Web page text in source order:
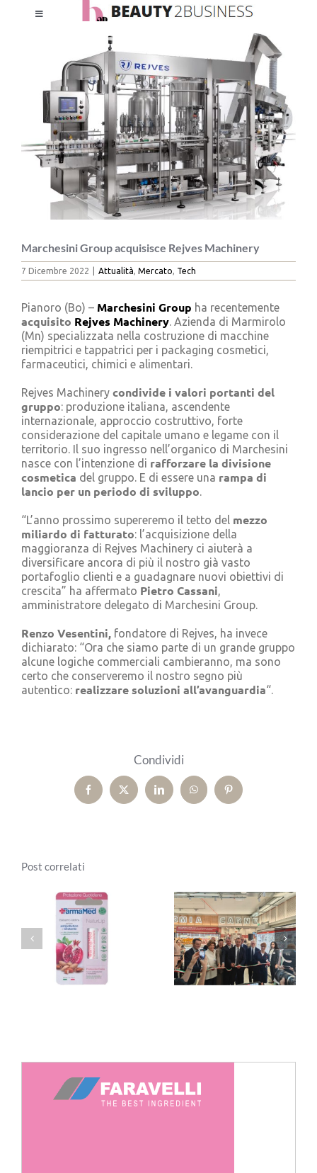
Toggle
CHI SIAMO
LE RIVISTE
NEWSLETTER
CATEGORIE
Cerca
per:
Marchesini Group acquisisce Rejves Machinery
7 Dicembre 2022 Attualità, Mercato, Tech
Pianoro (Bo) – Marchesini Group ha recentemente
acquisito Rejves Machinery. Azienda di Marmirolo
(Mn) specializzata nella costruzione di macchine
riempitrici e tappatrici per i packaging cosmetici,
farmaceutici, chimici e alimentari.
Rejves Machinery condivide i valori portanti del
gruppo: produzione italiana, ascendente
internazionale, approccio costruttivo, forte
considerazione del capitale umano e legame con il
territorio. Il suo ingresso nell’organico di Marchesini
nasce con l’intenzione di rafforzare la divisione
cosmetica del gruppo. E di essere una rampa di
lancio per un periodo di sviluppo.
“L’anno prossimo supereremo il tetto del mezzo
miliardo di fatturato: l’acquisizione della
maggioranza di Rejves Machinery ci aiuterà a
diversificare ancora di più il nostro già vasto
portafoglio clienti e a guadagnare nuovi obiettivi di
crescita” ha affermato Pietro Cassani,
amministratore delegato di Marchesini Group.
Renzo Vesentini, fondatore di Rejves, ha invece
dichiarato: “Ora che siamo parte di un grande gruppo
alcune logiche commerciali cambieranno, ma sono
certo che conserveremo il nostro segno più
autentico: realizzare soluzioni all’avanguardia“.
Condividi
FacebookX LinkedInWhatsAppPinterest
Post correlati